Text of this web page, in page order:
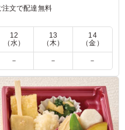
めし弁当｣限定で販売して
、キンカン(鶏卵黄)を季節
卵黄)をうずら玉子に変更
した。鶏肉ということも
注文で配達無料
12
（水）
13
（木）
14
（金）
－ － －